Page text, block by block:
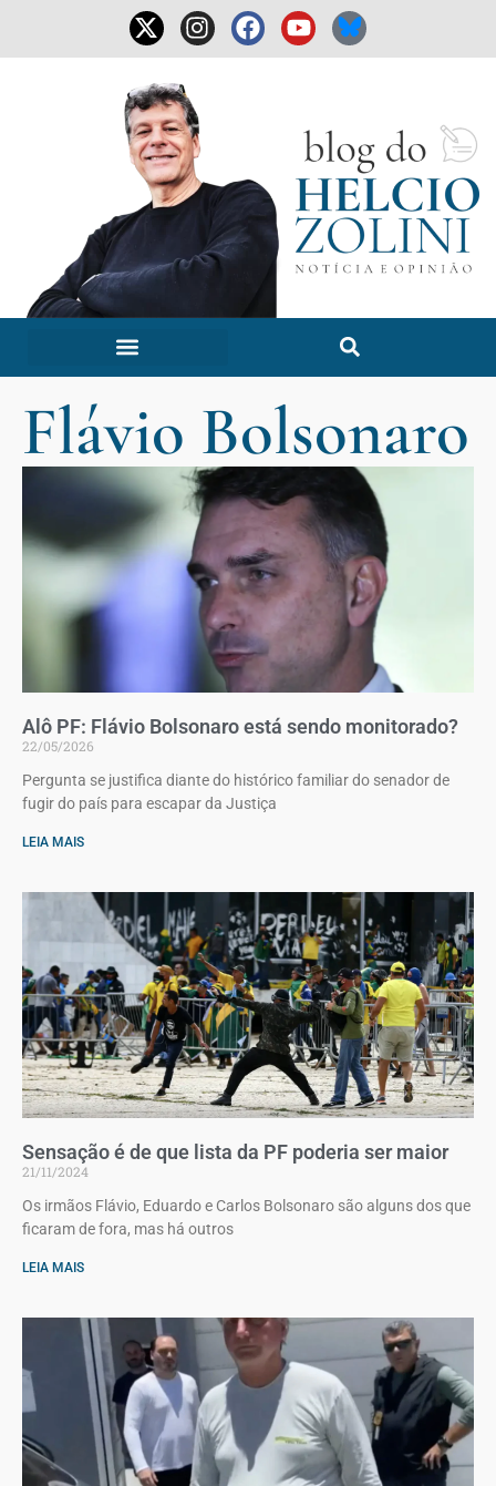
Flávio Bolsonaro
Alô PF: Flávio Bolsonaro está sendo monitorado?
22/05/2026
Pergunta se justifica diante do histórico familiar do senador de
fugir do país para escapar da Justiça
LEIA MAIS
Sensação é de que lista da PF poderia ser maior
21/11/2024
Os irmãos Flávio, Eduardo e Carlos Bolsonaro são alguns dos que
ficaram de fora, mas há outros
LEIA MAIS